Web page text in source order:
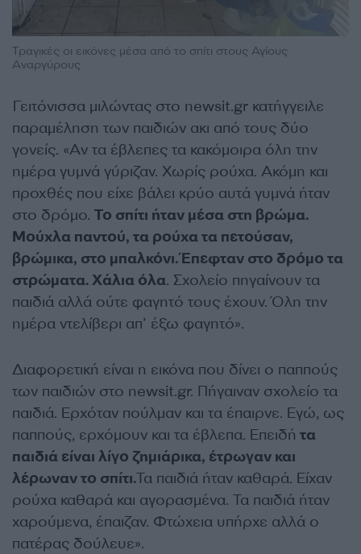
Τραγικές οι εικόνες μέσα από το σπίτι στους Αγίους
Αναργύρους
Γειτόνισσα μιλώντας στο newsit.gr κατήγγειλε
παραμέληση των παιδιών ακι από τους δύο
γονείς. «Αν τα έβλεπες τα κακόμοιρα όλη την
ημέρα γυμνά γύριζαν. Χωρίς ρούχα. Ακόμη και
προχθές που είχε βάλει κρύο αυτά γυμνά ήταν
στο δρόμο. Το σπίτι ήταν μέσα στη βρώμα.
Μούχλα παντού, τα ρούχα τα πετούσαν,
βρώμικα, στο μπαλκόνι. Έπεφταν στο δρόμο τα
στρώματα. Χάλια όλα. Σχολείο πηγαίνουν τα
παιδιά αλλά ούτε φαγητό τους έχουν. Όλη την
ημέρα ντελίβερι απ’ έξω φαγητό».
Διαφορετική είναι η εικόνα που δίνει ο παππούς
των παιδιών στο newsit.gr. Πήγαιναν σχολείο τα
παιδιά. Ερχόταν πούλμαν και τα έπαιρνε. Εγώ, ως
παππούς, ερχόμουν και τα έβλεπα. Επειδή τα
παιδιά είναι λίγο ζημιάρικα, έτρωγαν και
λέρωναν το σπίτι.Τα παιδιά ήταν καθαρά. Είχαν
ρούχα καθαρά και αγορασμένα. Τα παιδιά ήταν
χαρούμενα, έπαιζαν. Φτώχεια υπήρχε αλλά ο
πατέρας δούλευε».